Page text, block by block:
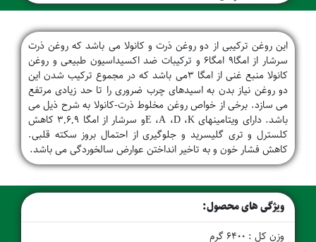
این روغن ترکیبی از دو روغن ذرت و کانولا می باشد که روغن ذرت
سرشار از امگا9 امگا6 و ترکیبات ضد اکسیداسیون طبیعی و روغن
کانولا منبع غنی از امگا 3می باشد که در مجموع ترکیب شدن این
دو روغن نیاز بدن به اسیدهای چرب ضروری را تا حد زیادی مرتفع
می سازد. برخی از خواص روغن مخلوط ذرت-کانولا به شرح ذیل می
باشد. دارای ویتامینهای E ،A ،D ،Kو سرشار از امگا 3,6,9 کاهش
کلسترل و تری گلیسرید و جلوگیری از احتمال بروز سکته قلبی.
کاهش فشار خون و به تاخیر انداختن عوارض سالخوردگی می باشد.
ویژگی های محصول:
وزن کل : 6400 گرم